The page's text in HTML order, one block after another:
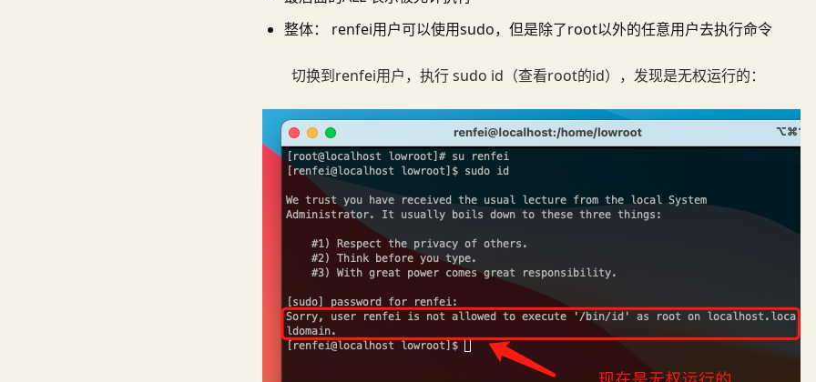
整体： renfei用户可以使用sudo，但是除了root以外的任意用户去执行命令
切换到renfei用户，执行 sudo id（查看root的id），发现是无权运行的：